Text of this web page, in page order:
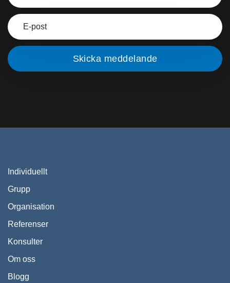
Individuellt
Grupp
Organisation
Referenser
Konsulter
Om oss
Blogg